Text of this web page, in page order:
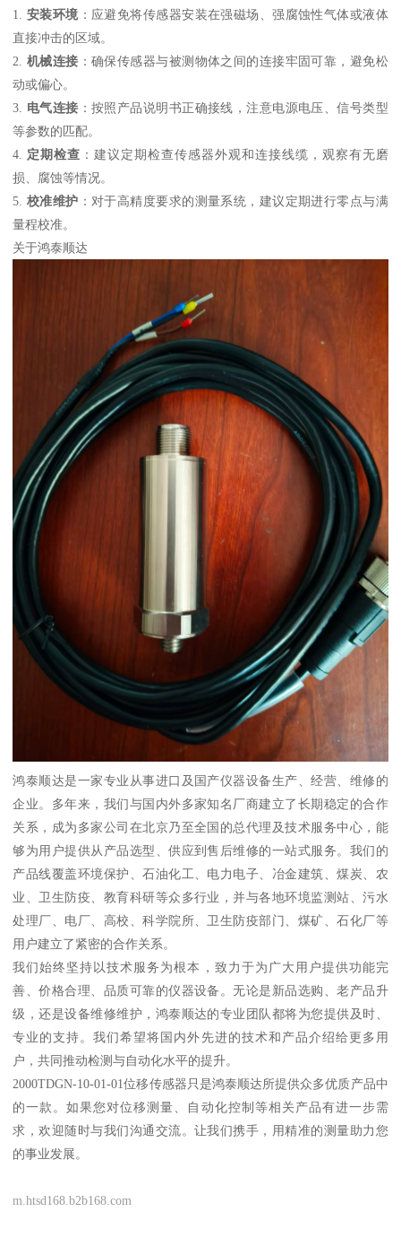
1. 安装环境 ：应避免将传感器安装在强磁场、强腐蚀性气体或液体
直接冲击的区域。
2. 机械连接 ：确保传感器与被测物体之间的连接牢固可靠，避免松
动或偏心。
3. 电气连接 ：按照产品说明书正确接线，注意电源电压、信号类型
等参数的匹配。
4. 定期检查 ：建议定期检查传感器外观和连接线缆，观察有无磨
损、腐蚀等情况。
5. 校准维护 ：对于高精度要求的测量系统，建议定期进行零点与满
量程校准。
关于鸿泰顺达
鸿泰顺达是一家专业从事进口及国产仪器设备生产、经营、维修的
企业。多年来，我们与国内外多家知名厂商建立了长期稳定的合作
关系，成为多家公司在北京乃至全国的总代理及技术服务中心，能
够为用户提供从产品选型、供应到售后维修的一站式服务。我们的
产品线覆盖环境保护、石油化工、电力电子、冶金建筑、煤炭、农
业、卫生防疫、教育科研等众多行业，并与各地环境监测站、污水
处理厂、电厂、高校、科学院所、卫生防疫部门、煤矿、石化厂等
用户建立了紧密的合作关系。
我们始终坚持以技术服务为根本，致力于为广大用户提供功能完
善、价格合理、品质可靠的仪器设备。无论是新品选购、老产品升
级，还是设备维修维护，鸿泰顺达的专业团队都将为您提供及时、
专业的支持。我们希望将国内外先进的技术和产品介绍给更多用
户，共同推动检测与自动化水平的提升。
2000TDGN-10-01-01位移传感器只是鸿泰顺达所提供众多优质产品中
的一款。如果您对位移测量、自动化控制等相关产品有进一步需
求，欢迎随时与我们沟通交流。让我们携手，用精准的测量助力您
的事业发展。
m.htsd168.b2b168.com